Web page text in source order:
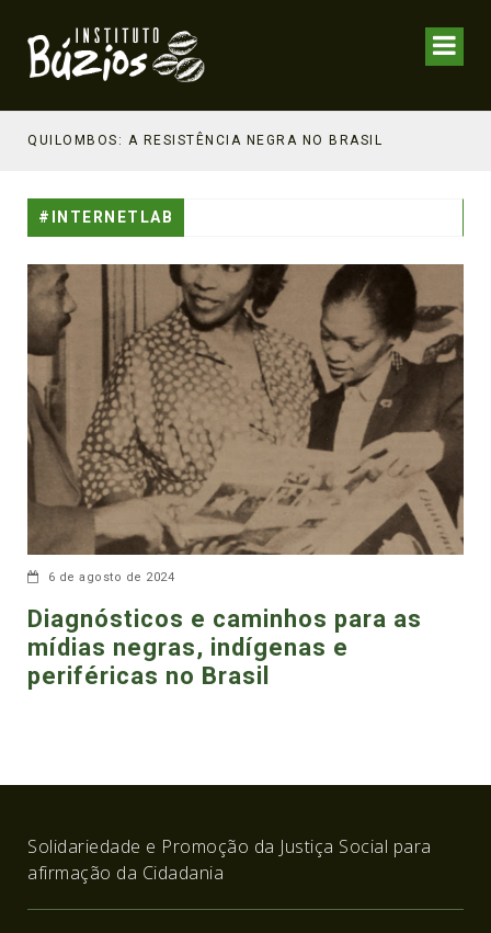
QUILOMBOS: A RESISTÊNCIA NEGRA NO BRASIL
#INTERNETLAB
6 de agosto de 2024
Diagnósticos e caminhos para as
mídias negras, indígenas e
periféricas no Brasil
Solidariedade e Promoção da Justiça Social para
afirmação da Cidadania